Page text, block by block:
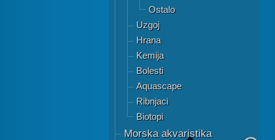
Ostalo
Uzgoj
Hrana
Kemija
Bolesti
Aquascape
Ribnjaci
Biotopi
Morska akvaristika